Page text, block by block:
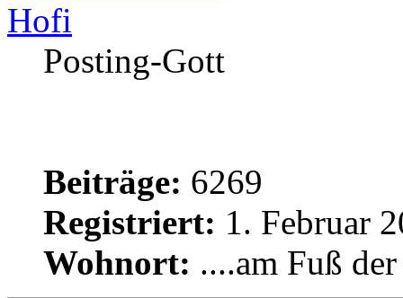
Hofi
Posting-Gott
Beiträge: 6269
Registriert: 1. Februar
Wohnort: ....am Fuß